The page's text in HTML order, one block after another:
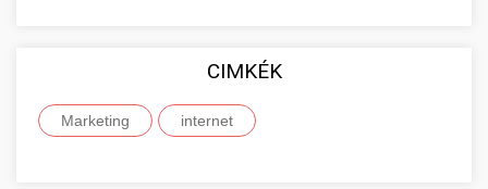
CIMKÉK
Marketing internet